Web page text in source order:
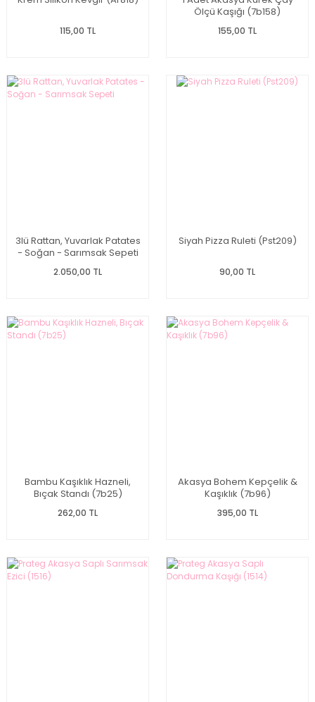
115,00 TL
Ölçü Kaşığı (7b158)
155,00 TL
3lü Rattan, Yuvarlak Patates
- Soğan - Sarımsak Sepeti
2.050,00 TL
Siyah Pizza Ruleti (Pst209)
90,00 TL
Bambu Kaşıklık Hazneli,
Bıçak Standı (7b25)
262,00 TL
Akasya Bohem Kepçelik &
Kaşıklık (7b96)
395,00 TL